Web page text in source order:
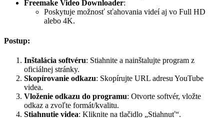
Freemake Video Downloader:
Poskytuje možnosť sťahovania videí aj vo Full HD
alebo 4K.
Postup:
Inštalácia softvéru: Stiahnite a nainštalujte program z
oficiálnej stránky.
Skopírovanie odkazu: Skopírujte URL adresu YouTube
videa.
Vloženie odkazu do programu: Otvorte softvér, vložte
odkaz a zvoľte formát/kvalitu.
Stiahnutie videa: Kliknite na tlačidlo „Stiahnuť“.